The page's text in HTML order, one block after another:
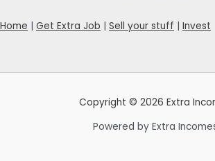
Home Get Extra Job Sell your stuff Invest
Copyright © 2026 Extra
Powered by Extra